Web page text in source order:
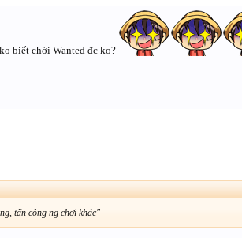
biết chới Wanted đc ko?
tấn công ng chơi khác"